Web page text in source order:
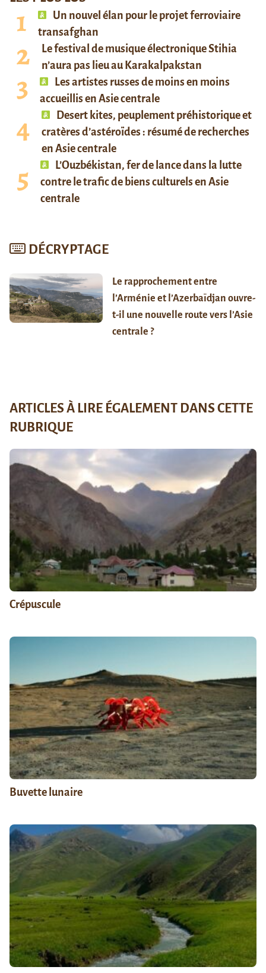
Un nouvel élan pour le projet ferroviaire
transafghan
Le festival de musique électronique Stihia
n’aura pas lieu au Karakalpakstan
Les artistes russes de moins en moins
accueillis en Asie centrale
Desert kites, peuplement préhistorique et
cratères d’astéroïdes : résumé de recherches
en Asie centrale
L’Ouzbékistan, fer de lance dans la lutte
contre le trafic de biens culturels en Asie
centrale
DÉCRYPTAGE
Le rapprochement entre
l’Arménie et l’Azerbaïdjan ouvre-
t-il une nouvelle route vers l’Asie
centrale ?
ARTICLES À LIRE ÉGALEMENT DANS CETTE
RUBRIQUE
Crépuscule
Buvette lunaire